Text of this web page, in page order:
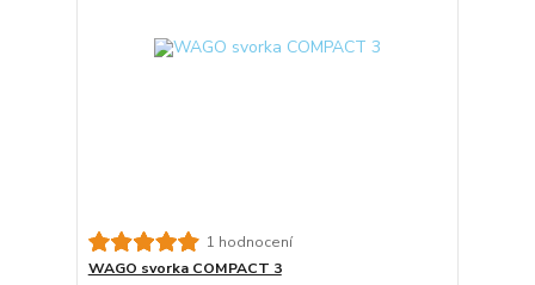
1 hodnocení
WAGO svorka COMPACT 3